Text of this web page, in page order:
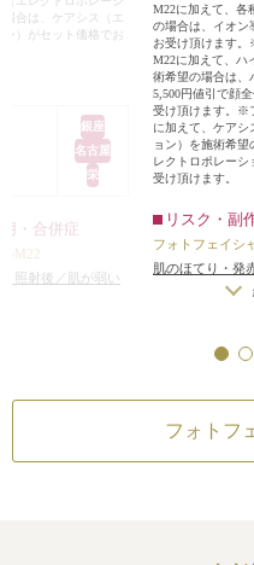
合は、ケアシス（エ
）がセット価格でお
銀座
名古屋
栄
・合併症
M22
照射後／肌が弱い
M22に加えて、各
の場合は、イオン
お受け頂けます
M22に加えて、ハ
術希望の場合は、
5,500円値引で顔
受け頂けます。※
に加えて、ケアシ
ョン）を施術希望
レクトロポレーシ
受け頂けます。
リスク・副
フォトフェイシ
肌のほてり・発
方・敏感肌の方
フォトフ